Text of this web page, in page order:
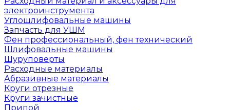
электроинструмента
Углошлифовальные машины
Запчасть для УШМ
Фен профессиональный, фен технический
Шлифовальные машины
Шуруповерты
Расходные материалы
Абразивные материалы
Круги отрезные
Круги зачистные
Припой